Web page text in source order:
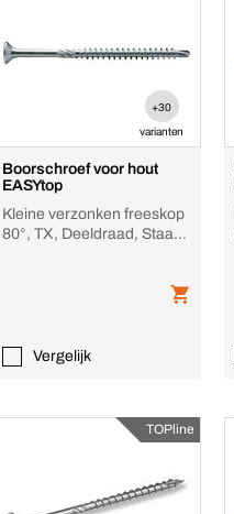
+30
varianten
Boorschroef voor hout
EASYtop
Kleine verzonken freeskop
80°, TX, Deeldraad, Staal,
Vergelijk
TOPline